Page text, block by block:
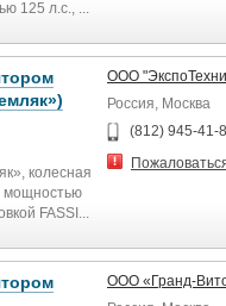
125 л.с., ...
колесная
мощностью
FASSI...
ООО
Россия, Москва
(812) 945-41-
ООО «Гранд-